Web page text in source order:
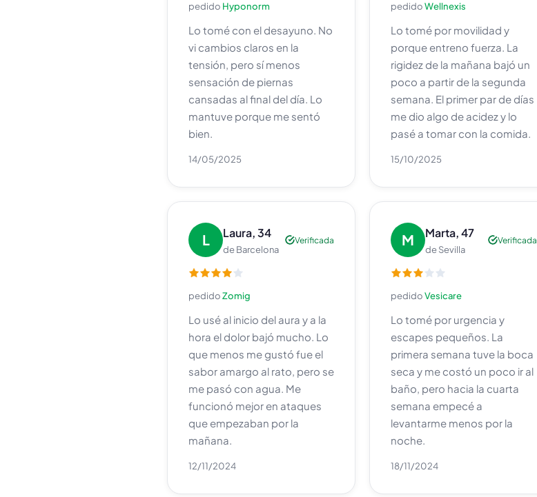
pedido Hyponorm
Lo tomé con el desayuno. No
vi cambios claros en la
tensión, pero sí menos
sensación de piernas
cansadas al final del día. Lo
mantuve porque me sentó
bien.
14/05/2025
pedidoWellnexis
Lo tomé por movilidad y
porque entreno fuerza. La
rigidez de la mañana bajó un
poco a partir de la segunda
semana. El primer par de días
me dio algo de acidez y lo
pasé a tomar con la comida.
15/10/2025
L Laura, 34
de Barcelona
Verificada
pedidoZomig
Lo usé al inicio del aura y a la
hora el dolor bajó mucho. Lo
que menos me gustó fue el
sabor amargo al rato, pero se
me pasó con agua. Me
funcionó mejor en ataques
que empezaban por la
mañana.
12/11/2024
M Marta, 47
de Sevilla
Verificada
pedidoVesicare
Lo tomé por urgencia y
escapes pequeños. La
primera semana tuve la boca
seca y me costó un poco ir al
baño, pero hacia la cuarta
semana empecé a
levantarme menos por la
noche.
18/11/2024